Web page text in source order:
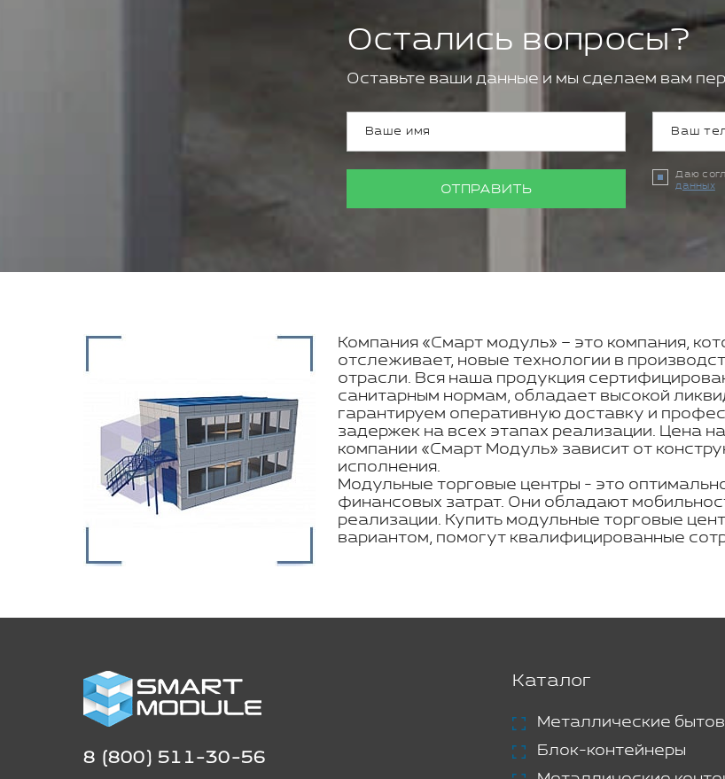
Остались вопросы?
Оставьте ваши данные и мы сделаем вам
ОТПРАВИТЬ
Даю
данных
Компания «Смарт модуль» – это компания,
отслеживает, новые технологии в
отрасли. Вся наша продукция
санитарным нормам, обладает высокой
гарантируем оперативную доставку и
задержек на всех этапах реализации. Цена
компании «Смарт Модуль» зависит от
исполнения.
Модульные торговые центры - это
финансовых затрат. Они обладают
реализации. Купить модульные торговые
вариантом, помогут квалифицированные
8 (800) 511-30-56
Каталог
Металлические
Блок-контейнеры